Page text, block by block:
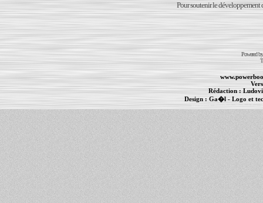
Pour soutenir le développement
Powered
Rédaction :
Design : Ga�l- Logo et